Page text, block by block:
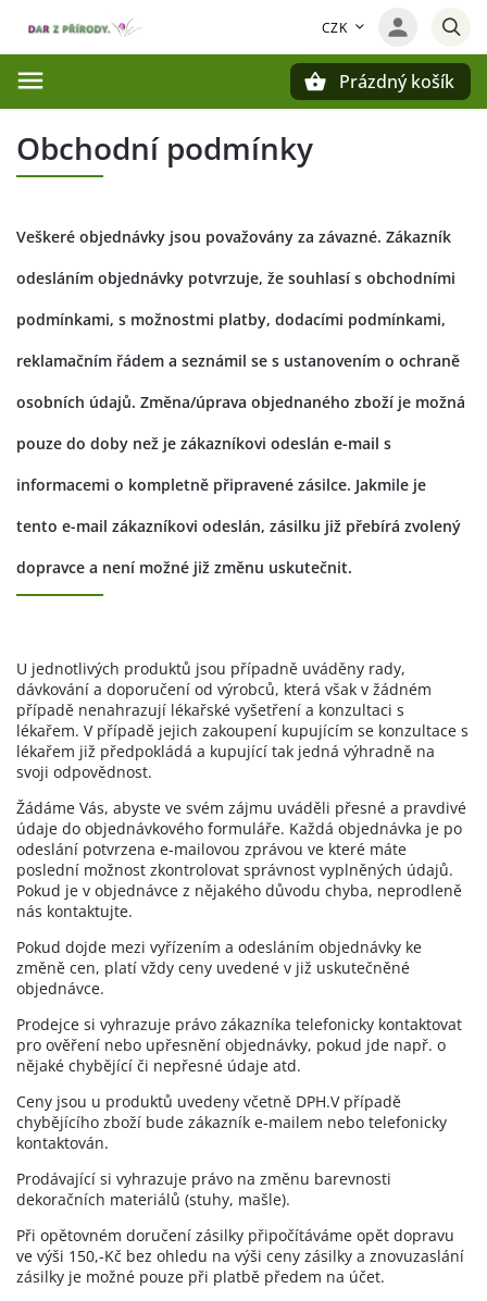
CZK
Prázdný košík
Obchodní podmínky
Veškeré objednávky jsou považovány za závazné. Zákazník
odesláním objednávky potvrzuje, že souhlasí s obchodními
podmínkami, s možnostmi platby, dodacími podmínkami,
reklamačním řádem a seznámil se s ustanovením o ochraně
osobních údajů. Změna/úprava objednaného zboží je možná
pouze do doby než je zákazníkovi odeslán e-mail s
informacemi o kompletně připravené zásilce. Jakmile je
tento e-mail zákazníkovi odeslán, zásilku již přebírá zvolený
dopravce a není možné již změnu uskutečnit.
U jednotlivých produktů jsou případně uváděny rady,
dávkování a doporučení od výrobců, která však v žádném
případě nenahrazují lékařské vyšetření a konzultaci s
lékařem. V případě jejich zakoupení kupujícím se konzultace s
lékařem již předpokládá a kupující tak jedná výhradně na
svoji odpovědnost.
Žádáme Vás, abyste ve svém zájmu uváděli přesné a pravdivé
údaje do objednávkového formuláře. Každá objednávka je po
odeslání potvrzena e-mailovou zprávou ve které máte
poslední možnost zkontrolovat správnost vyplněných údajů.
Pokud je v objednávce z nějakého důvodu chyba, neprodleně
nás kontaktujte.
Pokud dojde mezi vyřízením a odesláním objednávky ke
změně cen, platí vždy ceny uvedené v již uskutečněné
objednávce.
Prodejce si vyhrazuje právo zákazníka telefonicky kontaktovat
pro ověření nebo upřesnění objednávky, pokud jde např. o
nějaké chybějící či nepřesné údaje atd.
Ceny jsou u produktů uvedeny včetně DPH.V případě
chybějícího zboží bude zákazník e-mailem nebo telefonicky
kontaktován.
Prodávající si vyhrazuje právo na změnu barevnosti
dekoračních materiálů (stuhy, mašle).
Při opětovném doručení zásilky připočítáváme opět dopravu
ve výši 150,-Kč bez ohledu na výši ceny zásilky a znovuzaslání
zásilky je možné pouze při platbě předem na účet.